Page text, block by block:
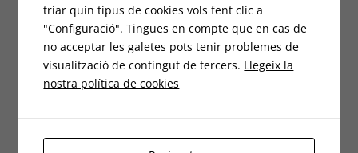
Indicat a:
• TENDINOPATIES
• LESIONS MUSCULARS
• LESIONS LLIGAMENTOSES
triar quin tipus de cookies vols fent clic a
"Configuració". Tingues en compte que en cas de
no acceptar les galetes pots tenir problemes de
visualització de contingut de tercers. Llegeix la
nostra política de cookies